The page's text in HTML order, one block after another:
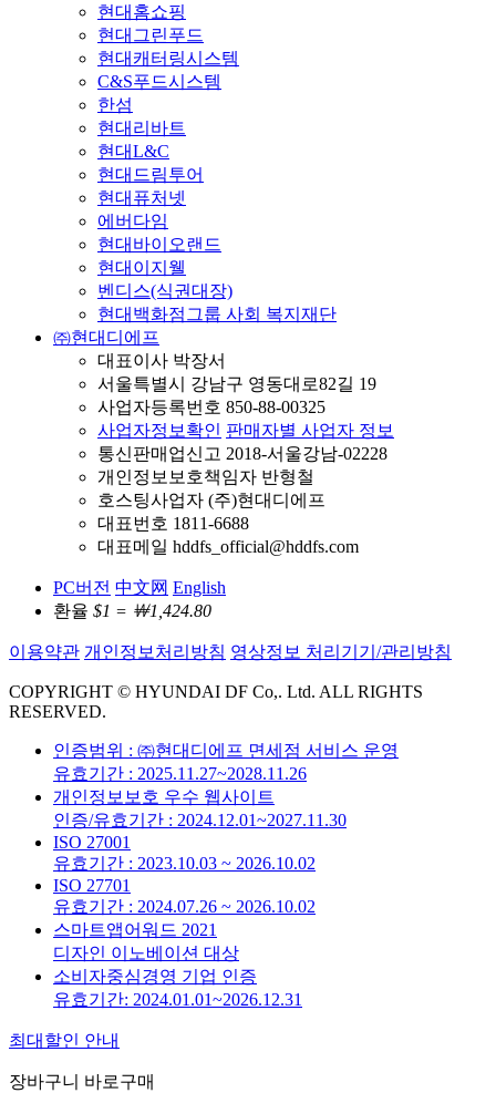
현대홈쇼핑
현대그린푸드
현대캐터링시스템
C&S푸드시스템
한섬
현대리바트
현대L&C
현대드림투어
현대퓨처넷
에버다임
현대바이오랜드
현대이지웰
벤디스(식권대장)
현대백화점그룹 사회 복지재단
㈜현대디에프
대표이사 박장서
서울특별시 강남구 영동대로82길 19
사업자등록번호 850-88-00325
사업자정보확인 판매자별 사업자 정보
통신판매업신고 2018-서울강남-02228
개인정보보호책임자 반형철
호스팅사업자 (주)현대디에프
대표번호 1811-6688
대표메일 hddfs_official@hddfs.com
PC버전 中文网 English
환율 $1 = ￦1,424.80
이용약관 개인정보처리방침 영상정보 처리기기/관리방침
COPYRIGHT © HYUNDAI DF Co,. Ltd. ALL RIGHTS
RESERVED.
인증범위 : ㈜현대디에프 면세점 서비스 운영
유효기간 : 2025.11.27~2028.11.26
개인정보보호 우수 웹사이트
인증/유효기간 : 2024.12.01~2027.11.30
ISO 27001
유효기간 : 2023.10.03 ~ 2026.10.02
ISO 27701
유효기간 : 2024.07.26 ~ 2026.10.02
스마트앱어워드 2021
디자인 이노베이션 대상
소비자중심경영 기업 인증
유효기간: 2024.01.01~2026.12.31
최대할인 안내
장바구니 바로구매